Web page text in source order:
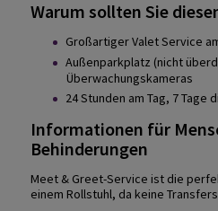
Warum sollten Sie
Großartiger Valet Service
Außenparkplatz (nicht
Überwachungskameras
24 Stunden am Tag, 7 Tage
Informationen für
Behinderungen
Meet & Greet-Service ist die
einem Rollstuhl, da keine